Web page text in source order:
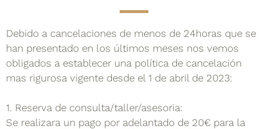
Debido a cancelaciones de menos de 24horas que se
han presentado en los últimos meses nos vemos
obligados a establecer una política de cancelación
mas rigurosa vigente desde el 1 de abril de 2023:
1. Reserva de consulta/taller/asesoria:
Se realizara un pago por adelantado de 20€ para la